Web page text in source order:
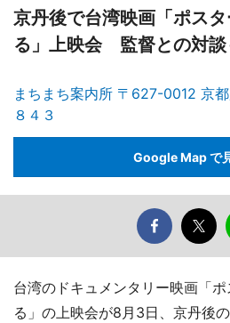
京丹後で台湾映画「ポス
る」上映会 監督との対談
まちまち案内所 〒627-0012 京
８４３
Google Map で
台湾のドキュメンタリー映画「
る」の上映会が8月3日、京丹後